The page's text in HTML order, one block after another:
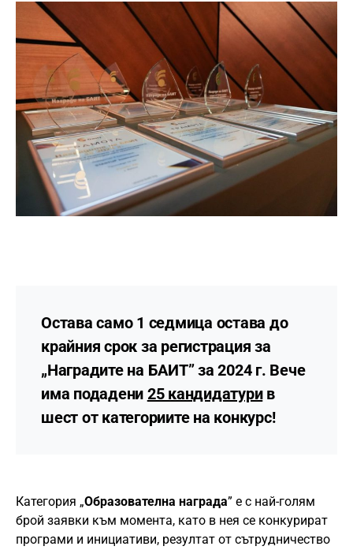
Остава само 1 седмица остава до
крайния срок за регистрация за
„Наградите на БАИТ” за 2024 г. Вече
има подадени 25 кандидатурив
шест от категориите на конкурс!
Категория „Образователна награда” е с най-голям
брой заявки към момента, като в нея се конкурират
програми и инициативи, резултат от сътрудничество